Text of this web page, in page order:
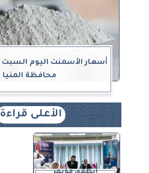
محافظة المنيا
الأعلى قراءة
انطلاق مؤتمر